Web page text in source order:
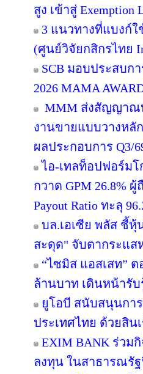
สูง เข้าสู่
3 แนวทางที่แบงก์ใ
(ศูนย์วิจัยกสิกรไทย
SCB มอบประสบก
2026 MAMA
MMM ส่งสัญญาณ
งานขายแบบวางหลั
ผลประกอบการ Q3/
ไอ-เทลท็อปฟอร์มโ
กวาด GPM 26.8%
Payout Ratio ทะลุ
บล.เอเซีย พลัส ชี้หุ้
สะดุด" จับตากระแส
“ไซมิส แอสเสท”
ล้านบาท เดินหน้ารับ
ยูโอบี สนับสนุนกา
ประเทศไทย ด้วยสิน
EXIM BANK ร่วม
ลงทุน ในสาธารณรั